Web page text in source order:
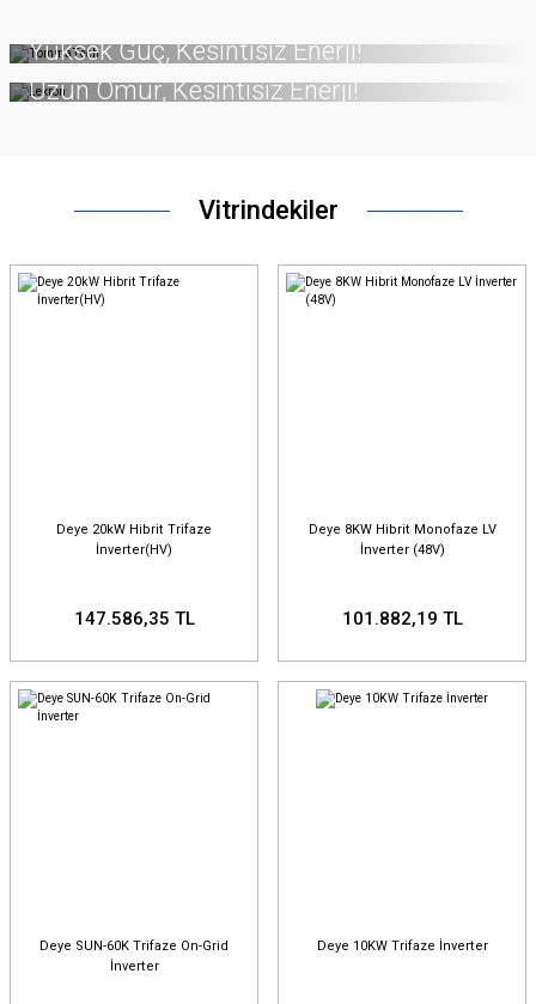
Yüksek Güç, Kesintisiz Enerji!
BUTTON
Lexron
Uzun Ömür, Kesintisiz Enerji!
Vitrindekiler
Deye 20kW Hibrit Trifaze
İnverter(HV)
147.586,35 TL
Deye 8KW Hibrit Monofaze LV
İnverter (48V)
101.882,19 TL
Deye SUN-60K Trifaze On-Grid
İnverter
Deye 10KW Trifaze İnverter